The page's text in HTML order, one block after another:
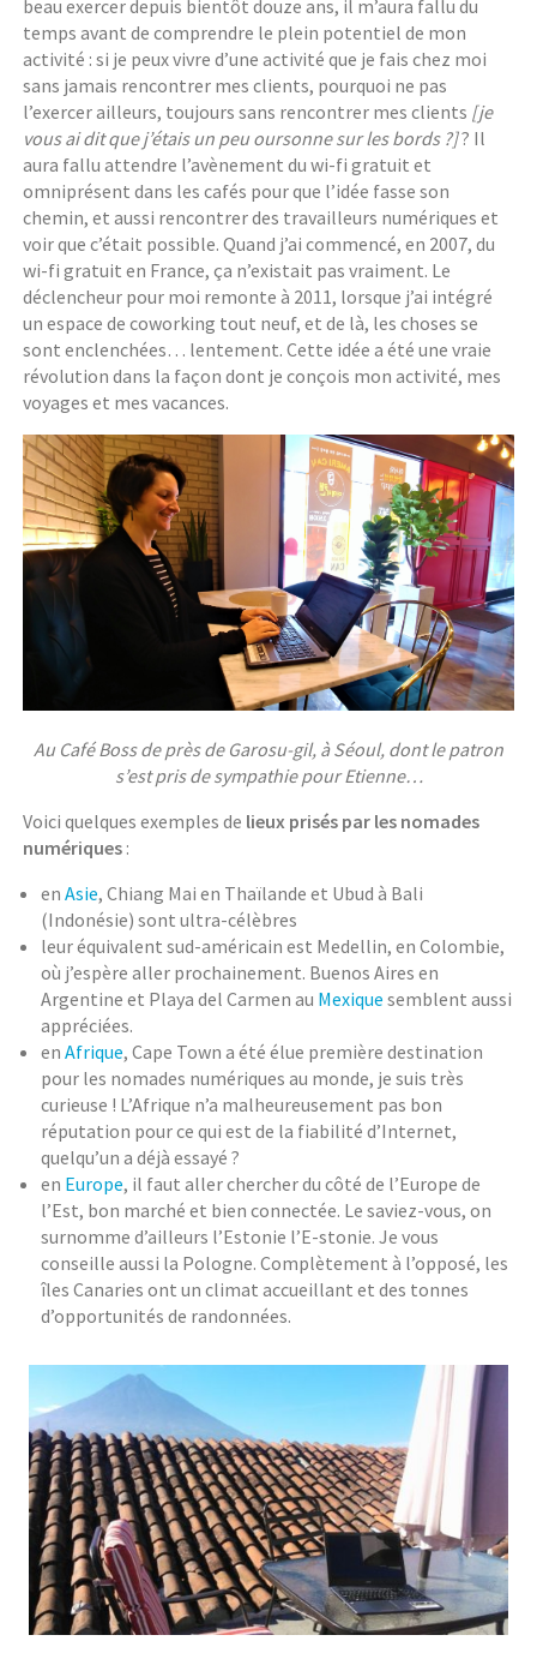
beau exercer depuis bientôt douze ans, il m’aura fallu du
temps avant de comprendre le plein potentiel de mon
activité : si je peux vivre d’une activité que je fais chez moi
sans jamais rencontrer mes clients, pourquoi ne pas
l’exercer ailleurs, toujours sans rencontrer mes clients [je
vous ai dit que j’étais un peu oursonne sur les bords ?]? Il
aura fallu attendre l’avènement du wi-fi gratuit et
omniprésent dans les cafés pour que l’idée fasse son
chemin, et aussi rencontrer des travailleurs numériques et
voir que c’était possible. Quand j’ai commencé, en 2007, du
wi-fi gratuit en France, ça n’existait pas vraiment. Le
déclencheur pour moi remonte à 2011, lorsque j’ai intégré
un espace de coworking tout neuf, et de là, les choses se
sont enclenchées… lentement. Cette idée a été une vraie
révolution dans la façon dont je conçois mon activité, mes
voyages et mes vacances.
Au Café Boss de près de Garosu-gil, à Séoul, dont le patron
s’est pris de sympathie pour Etienne…
Voici quelques exemples de lieux prisés par les nomades
numériques :
enAsie, Chiang Mai en Thaïlande et Ubud à Bali
(Indonésie) sont ultra-célèbres
leur équivalent sud-américain est Medellin, en Colombie,
où j’espère aller prochainement. Buenos Aires en
Argentine et Playa del Carmen au Mexique semblent aussi
appréciées.
enAfrique, Cape Town a été élue première destination
pour les nomades numériques au monde, je suis très
curieuse ! L’Afrique n’a malheureusement pas bon
réputation pour ce qui est de la fiabilité d’Internet,
quelqu’un a déjà essayé ?
en Europe, il faut aller chercher du côté de l’Europe de
l’Est, bon marché et bien connectée. Le saviez-vous, on
surnomme d’ailleurs l’Estonie l’E-stonie. Je vous
conseille aussi la Pologne. Complètement à l’opposé, les
îles Canaries ont un climat accueillant et des tonnes
d’opportunités de randonnées.